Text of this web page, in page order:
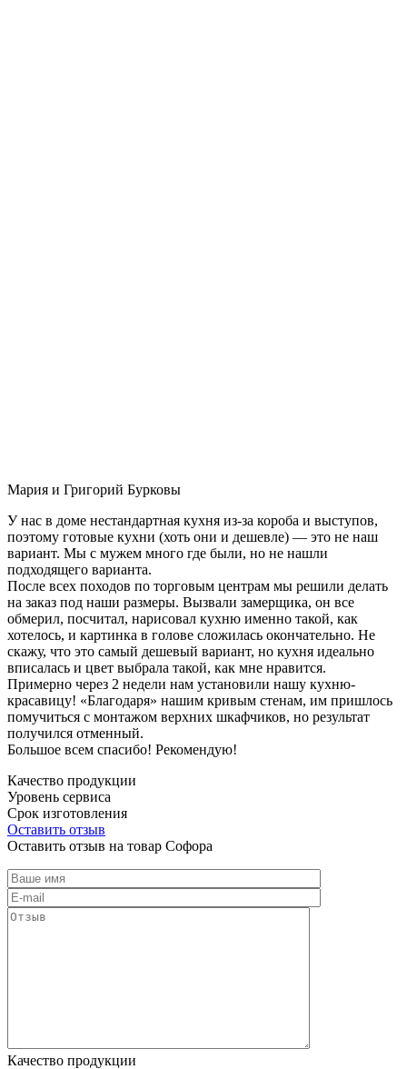
Мария и Григорий Бурковы
У нас в доме нестандартная кухня из-за короба и выступов,
поэтому готовые кухни (хоть они и дешевле) — это не наш
вариант. Мы с мужем много где были, но не нашли
подходящего варианта.
После всех походов по торговым центрам мы решили делать
на заказ под наши размеры. Вызвали замерщика, он все
обмерил, посчитал, нарисовал кухню именно такой, как
хотелось, и картинка в голове сложилась окончательно. Не
скажу, что это самый дешевый вариант, но кухня идеально
вписалась и цвет выбрала такой, как мне нравится.
Примерно через 2 недели нам установили нашу кухню-
красавицу! «Благодаря» нашим кривым стенам, им пришлось
помучиться с монтажом верхних шкафчиков, но результат
получился отменный.
Большое всем спасибо! Рекомендую!
Качество продукции
Уровень сервиса
Срок изготовления
Оставить отзыв
Оставить отзыв на товар Софора
Качество продукции